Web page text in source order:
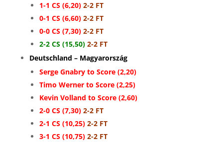
1-1 CS (6,20)2-2 FT
0-1 CS (6,60)2-2 FT
0-0 CS (7,30)2-2 FT
2-2 CS (15,50)2-2 FT
Deutschland – Magyarország
Serge Gnabry to Score (2,20)
Timo Werner to Score (2,25)
Kevin Volland to Score (2,60)
2-0 CS (7,30)2-2 FT
2-1 CS (10,25)2-2 FT
3-1 CS (10,75)2-2 FT